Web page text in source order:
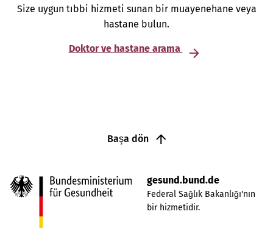
Size uygun tıbbi hizmeti sunan bir muayenehane veya
hastane bulun.
Doktor ve hastane arama
Başa dön
gesund.bund.de
Federal Sağlık Bakanlığı'nın
bir hizmetidir.